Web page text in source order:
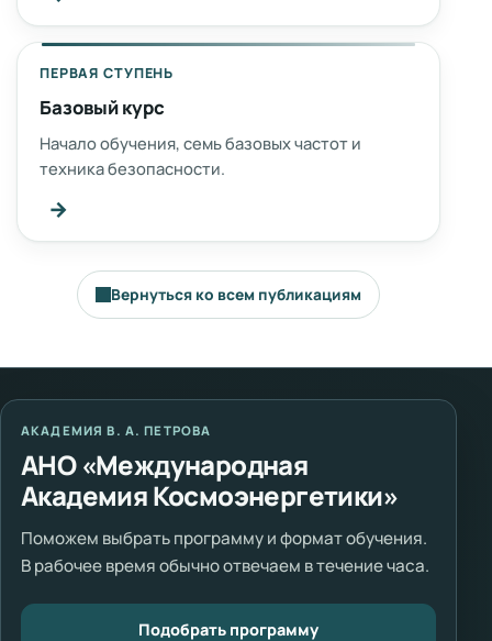
ПЕРВАЯ СТУПЕНЬ
Базовый курс
Начало обучения, семь базовых частот и
техника безопасности.
→
Вернуться ко всем публикациям
АКАДЕМИЯ В. А. ПЕТРОВА
АНО «Международная
Академия Космоэнергетики»
Поможем выбрать программу и формат обучения.
В рабочее время обычно отвечаем в течение часа.
Подобрать программу